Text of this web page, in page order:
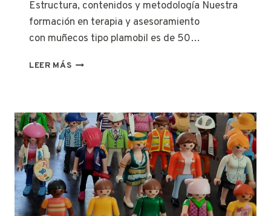
Estructura, contenidos y metodología Nuestra
formación en terapia y asesoramiento
con muñecos tipo plamobil es de 50…
LEER MÁSCURSOS
MUÑECOS
TIPO
PLAYMOBIL